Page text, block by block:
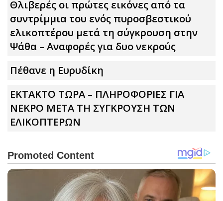
Θλιβερές οι πρώτες εικόνες από τα
συντρίμμια του ενός πυροσβεστικού
ελικοπτέρου μετά τη σύγκρουση στην
Ψάθα – Αναφορές για δυο νεκρούς
Πέθανε η Ευρυδίκη
ΕΚΤΑΚΤΟ ΤΩΡΑ – ΠΛΗΡΟΦΟΡΙΕΣ ΓΙΑ
ΝΕΚΡΟ ΜΕΤΑ ΤΗ ΣΥΓΚΡΟΥΣΗ ΤΩΝ
ΕΛΙΚΟΠΤΕΡΩΝ